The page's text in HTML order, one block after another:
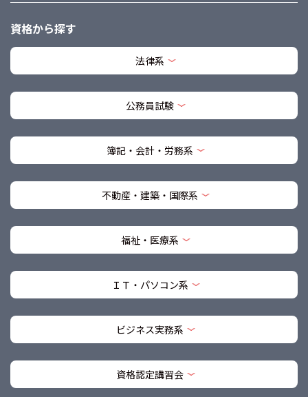
資格から探す
法律系
公務員試験
簿記・会計・労務系
不動産・建築・国際系
福祉・医療系
ＩＴ・パソコン系
ビジネス実務系
資格認定講習会